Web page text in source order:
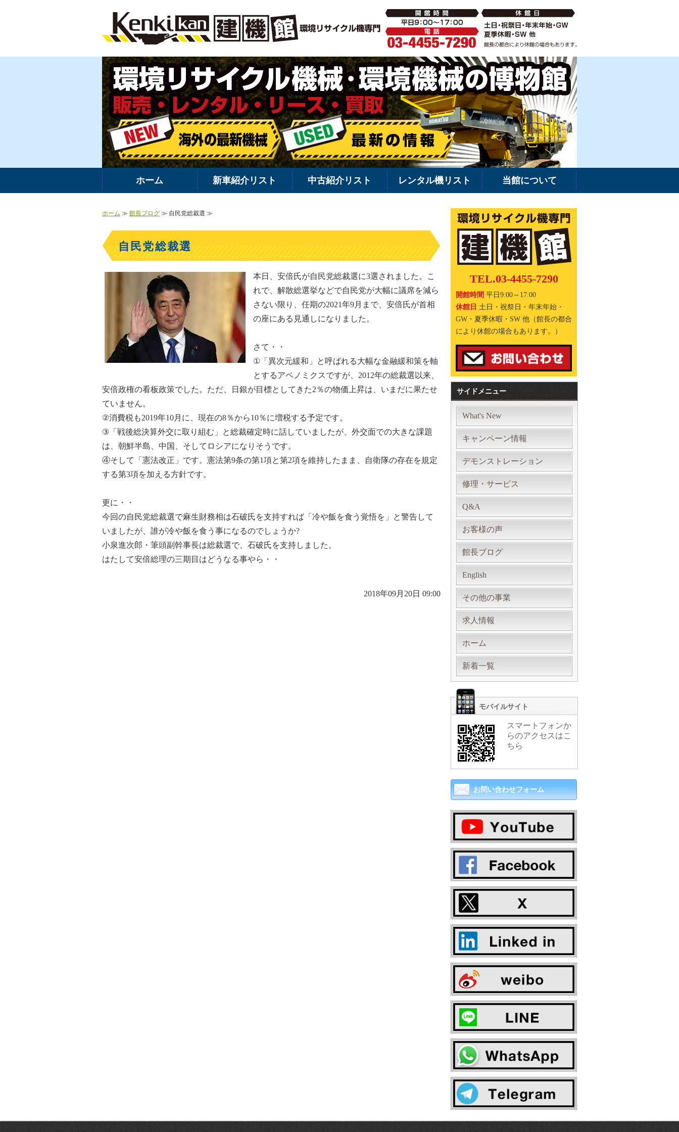
ホーム 新車紹介リスト 中古紹介リスト レンタル機リスト 当館について
ホーム ≫ 館長ブログ ≫ 自民党総裁選 ≫
自民党総裁選
本日、安倍氏が自民党総裁選に3選されました。こ
れで、解散総選挙などで自民党が大幅に議席を減ら
さない限り、任期の2021年9月まで、安倍氏が首相
の座にある見通しになりました。
さて・・
①「異次元緩和」と呼ばれる大幅な金融緩和策を軸
とするアベノミクスですが、2012年の総裁選以来、
安倍政権の看板政策でした。ただ、日銀が目標としてきた2％の物価上昇は、いまだに果たせ
ていません。
②消費税も2019年10月に、現在の8％から10％に増税する予定です。
③「戦後総決算外交に取り組む」と総裁確定時に話していましたが、外交面での大きな課題
は、朝鮮半島、中国、そしてロシアになりそうです。
④そして「憲法改正」です。憲法第9条の第1項と第2項を維持したまま、自衛隊の存在を規定
する第3項を加える方針です。
更に・・
今回の自民党総裁選で麻生財務相は石破氏を支持すれば「冷や飯を食う覚悟を」と警告して
いましたが、誰が冷や飯を食う事になるのでしょうか?
小泉進次郎・筆頭副幹事長は総裁選で、石破氏を支持しました。
はたして安倍総理の三期目はどうなる事やら・・
2018年09月20日 09:00
TEL.03-4455-7290
開館時間 平日9:00～17:00
休館日 土日・祝祭日・年末年始・
GW・夏季休暇・SW 他（館長の都合
により休館の場合もあります。）
サイドメニュー
What's New
キャンペーン情報
デモンストレーション
修理・サービス
Q&A
お客様の声
館長ブログ
English
その他の事業
求人情報
ホーム
新着一覧
モバイルサイト
スマートフォンか
らのアクセスはこ
ちら
お問い合わせフォーム